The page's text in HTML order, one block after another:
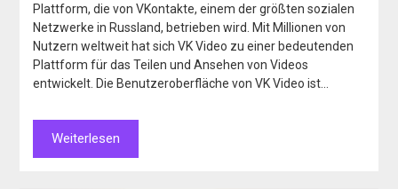
Plattform, die von VKontakte, einem der größten sozialen
Netzwerke in Russland, betrieben wird. Mit Millionen von
Nutzern weltweit hat sich VK Video zu einer bedeutenden
Plattform für das Teilen und Ansehen von Videos
entwickelt. Die Benutzeroberfläche von VK Video ist…
Weiterlesen